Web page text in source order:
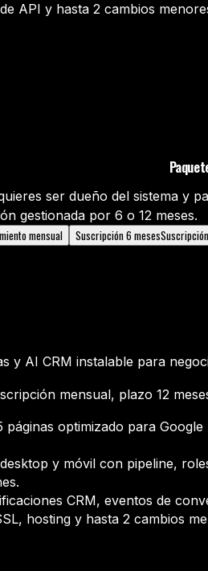
API y hasta 2 cambios
ser dueño del sistema y
gestionada por 6 o 12 meses.
mensual Suscripción 6 meses
y AI CRM instalable para
mensual, plazo 12
páginas optimizado para
y móvil con pipeline,
CRM, eventos de
hosting y hasta 2 cambios